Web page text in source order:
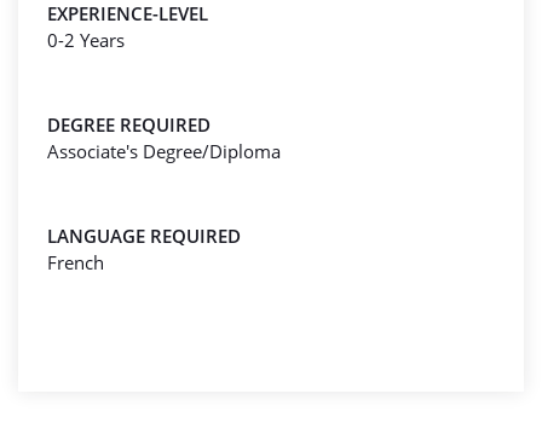
EXPERIENCE-LEVEL
0-2 Years
DEGREE REQUIRED
Associate's Degree/Diploma
LANGUAGE REQUIRED
French